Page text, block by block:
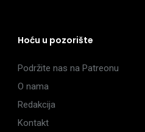
Hoću u pozorište
Podržite nas na Patreonu
O nama
Redakcija
Kontakt